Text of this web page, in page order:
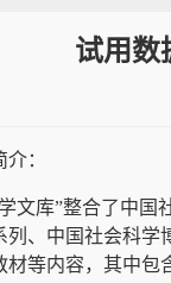
试用数
：
文库”整合了中国
列、中国社会科学
材等内容，其中包